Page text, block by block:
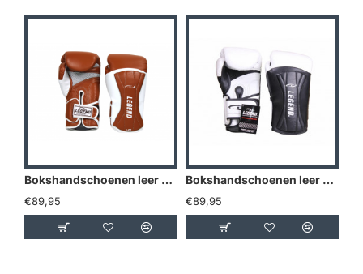
Bokshandschoenen leer Power Special Bruin - Maat: 8oz
€89,95
Bokshandschoenen leer Legend Power Special Wit - Maat: 8oz
€89,95